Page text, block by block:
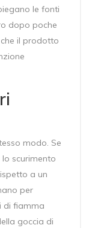
le fonti
dopo poche
il prodotto
modo. Se
lo scurimento
a un
per
di fiamma
goccia di